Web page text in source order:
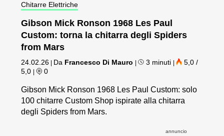
Chitarre Elettriche
Gibson Mick Ronson 1968 Les Paul
Custom: torna la chitarra degli Spiders
from Mars
24.02.26 Da Francesco Di Mauro | 3 minuti |
5,0 /
5,0
| 0
Gibson Mick Ronson 1968 Les Paul Custom: solo
100 chitarre Custom Shop ispirate alla chitarra
degli Spiders from Mars.
annuncio